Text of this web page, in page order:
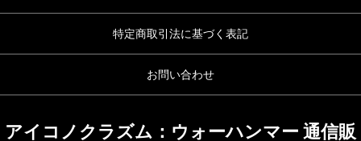
特定商取引法に基づく表記
お問い合わせ
アイコノクラズム：ウォーハンマー 通信販